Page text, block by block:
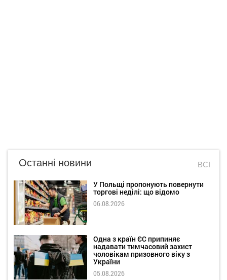
Останні новини ВСІ
У Польщі пропонують повернути
торгові неділі: що відомо
06.08.2026
Одна з країн ЄС припиняє
надавати тимчасовий захист
чоловікам призовного віку з
України
05.08.2026